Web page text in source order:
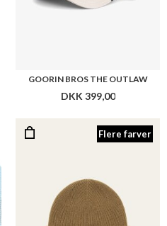
GOORIN BROS THE OUTLAW
DKK 399,00
Flere farver